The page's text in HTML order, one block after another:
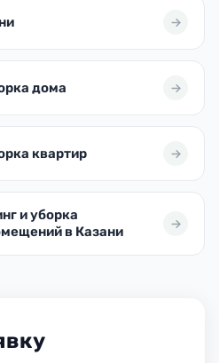
дома
квартир
и уборка
в Казани